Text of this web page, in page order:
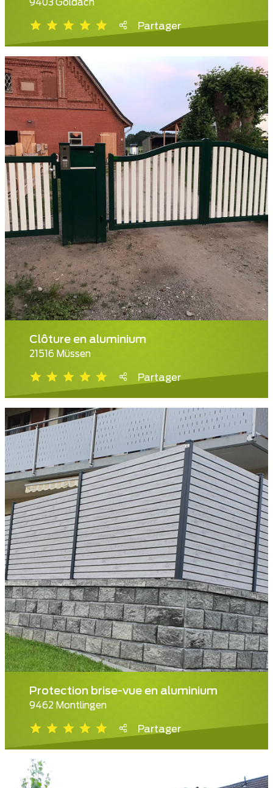
9403 Goldach
Partager
Clôture en aluminium
21516 Müssen
Partager
Protection brise-vue en aluminium
9462 Montlingen
Partager